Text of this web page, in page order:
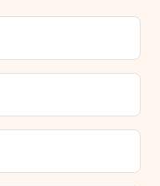
de envoltura de
regalos se envían en
Así, tu obsequio
directamente al
de entrega y